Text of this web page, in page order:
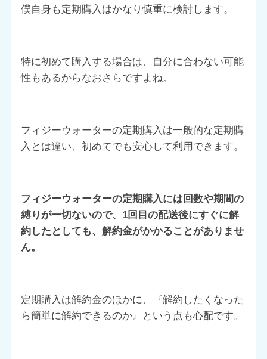
僕自身も定期購入はかなり慎重に検討します。
特に初めて購入する場合は、自分に合わない可能
性もあるからなおさらですよね。
フィジーウォーターの定期購入は一般的な定期購
入とは違い、初めてでも安心して利用できます。
フィジーウォーターの定期購入には回数や期間の
縛りが一切ないので、 1回目の配送後にすぐに解
約したとしても、 解約金がかかることがありませ
ん。
定期購入は解約金のほかに、『解約したくなった
ら簡単に解約できるのか』という点も心配です。